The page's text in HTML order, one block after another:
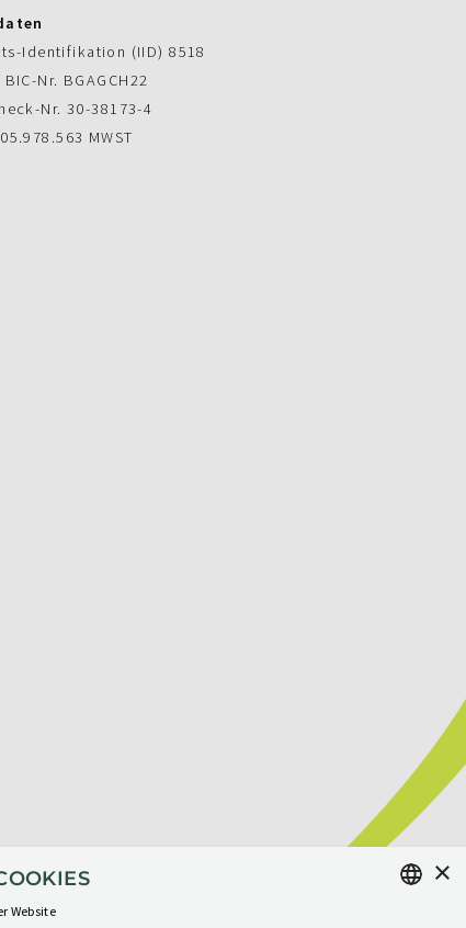
Identifikation (IID) 8518
BIC-Nr. BGAGCH22
Nr. 30-38173-4
MWST
×
Website